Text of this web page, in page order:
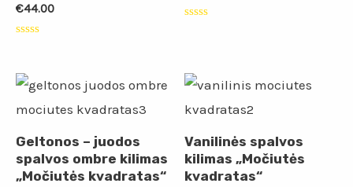
€44.00
5
Geltonos – juodos
spalvos ombre kilimas
„Močiutės kvadratas“
Vanilinės spalvos
kilimas „Močiutės
kvadratas“